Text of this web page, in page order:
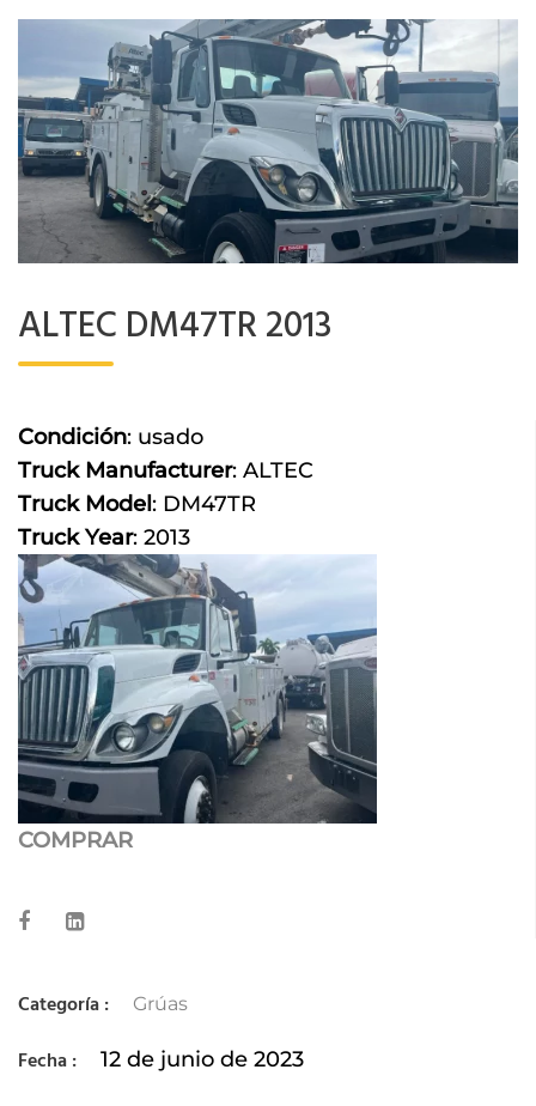
ALTEC DM47TR 2013
Condición: usado
Truck Manufacturer: ALTEC
Truck Model : DM47TR
Truck Year: 2013
COMPRAR
Categoría : Grúas
Fecha : 12 de junio de 2023